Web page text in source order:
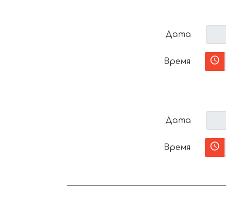
Дата
Время
Дата
Время